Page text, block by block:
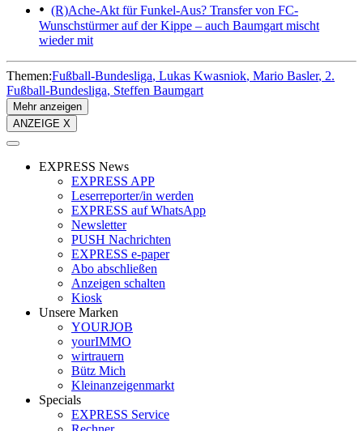
(R)Ache-Akt für Funkel-Aus? Transfer von FC-
Wunschstürmer auf der Kippe – auch Baumgart mischt
wieder mit
Themen:Fußball-Bundesliga Lukas Kwasniok Mario Basler 2.
Fußball-Bundesliga Steffen Baumgart
Mehr anzeigen
ANZEIGE X
EXPRESS News
EXPRESS APP
Leserreporter/in werden
EXPRESS auf WhatsApp
Newsletter
PUSH Nachrichten
EXPRESS e-paper
Abo abschließen
Anzeigen schalten
Kiosk
Unsere Marken
YOURJOB
yourIMMO
wirtrauern
Bütz Mich
Kleinanzeigenmarkt
Specials
EXPRESS Service